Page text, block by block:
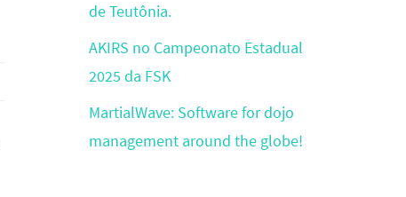
de Teutônia.
AKIRS no Campeonato Estadual
2025 da FSK
MartialWave: Software for dojo
management around the globe!